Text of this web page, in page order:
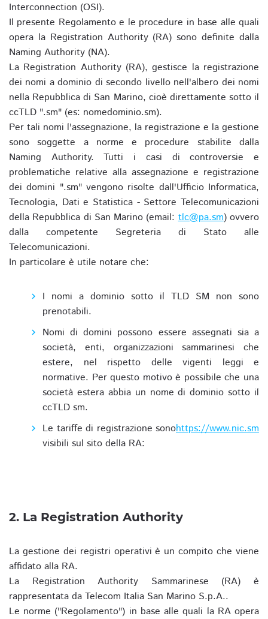
Interconnection (OSI).
Il presente Regolamento e le procedure in base alle quali
opera la Registration Authority (RA) sono definite dalla
Naming Authority (NA).
La Registration Authority (RA), gestisce la registrazione
dei nomi a dominio di secondo livello nell'albero dei nomi
nella Repubblica di San Marino, cioè direttamente sotto il
ccTLD ".sm" (es: nomedominio.sm).
Per tali nomi l'assegnazione, la registrazione e la gestione
sono soggette a norme e procedure stabilite dalla
Naming Authority. Tutti i casi di controversie e
problematiche relative alla assegnazione e registrazione
dei domini ".sm" vengono risolte dall'Ufficio Informatica,
Tecnologia, Dati e Statistica - Settore Telecomunicazioni
della Repubblica di San Marino (email:tlc@pa.sm) ovvero
dalla competente Segreteria di Stato alle
Telecomunicazioni.
In particolare è utile notare che:
I nomi a dominio sotto il TLD SM non sono
prenotabili.
Nomi di domini possono essere assegnati sia a
società, enti, organizzazioni sammarinesi che
estere, nel rispetto delle vigenti leggi e
normative. Per questo motivo è possibile che una
società estera abbia un nome di dominio sotto il
ccTLD sm.
Le tariffe di registrazione sono
visibili sul sito della RA:
https://www.nic.sm
2. La Registration Authority
La gestione dei registri operativi è un compito che viene
affidato alla RA.
La Registration Authority Sammarinese (RA) è
rappresentata da Telecom Italia San Marino S.p.A..
Le norme ("Regolamento") in base alle quali la RA opera